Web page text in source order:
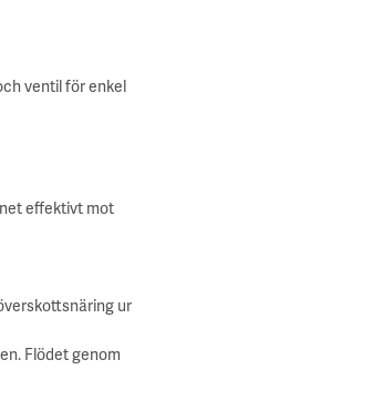
ventil för enkel
effektivt mot
ur
Flödet genom